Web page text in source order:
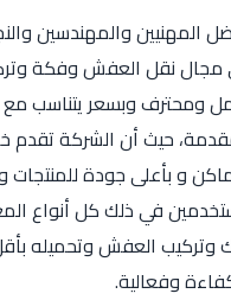
المهنيين والمهندسين
نقل العفش وفكة
ومحترف وبسعر يتناسب
حيث أن الشركة تقدم
و بأعلى جودة للمنتجات
في ذلك كل أنواع
وتركيب العفش وتحميله
وفعالية.